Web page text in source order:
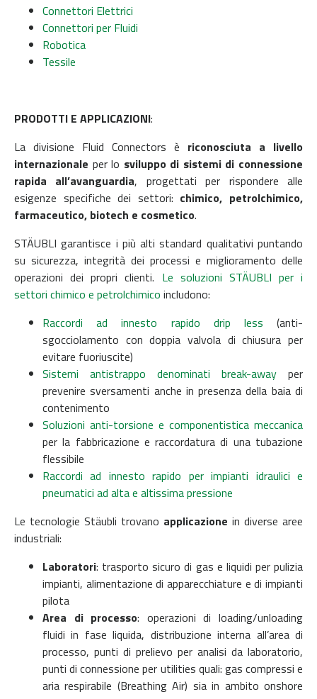
Connettori Elettrici
Connettori per Fluidi
Robotica
Tessile
PRODOTTI E APPLICAZIONI:
La divisione Fluid Connectors è riconosciuta a livello
internazionale per lo sviluppo di sistemi di connessione
rapida all’avanguardia, progettati per rispondere alle
esigenze specifiche dei settori: chimico, petrolchimico,
farmaceutico, biotech e cosmetico.
STÄUBLI garantisce i più alti standard qualitativi puntando
su sicurezza, integrità dei processi e miglioramento delle
operazioni dei propri clienti. Le soluzioni STÄUBLI per i
settori chimico e petrolchimico includono:
Raccordi ad innesto rapido drip less (anti-
sgocciolamento con doppia valvola di chiusura per
evitare fuoriuscite)
Sistemi antistrappo denominati break-away per
prevenire sversamenti anche in presenza della baia di
contenimento
Soluzioni anti-torsione e componentistica meccanica
per la fabbricazione e raccordatura di una tubazione
flessibile
Raccordi ad innesto rapido per impianti idraulici e
pneumatici ad alta e altissima pressione
Le tecnologie Stäubli trovano applicazione in diverse aree
industriali:
Laboratori: trasporto sicuro di gas e liquidi per pulizia
impianti, alimentazione di apparecchiature e di impianti
pilota
Area di processo: operazioni di loading/unloading
fluidi in fase liquida, distribuzione interna all’area di
processo, punti di prelievo per analisi da laboratorio,
punti di connessione per utilities quali: gas compressi e
aria respirabile (Breathing Air) sia in ambito onshore